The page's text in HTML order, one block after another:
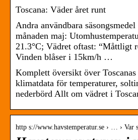
Toscana: Väder året runt
Andra användbara
månaden maj:
21.3°C; Vädret oftast: “Måttligt
Vinden blåser i 15km/h …
Komplett översikt över
klimatdata för temperaturer,
nederbörd Allt om vädret i
http s://www.havstemperatur.se › … › Var